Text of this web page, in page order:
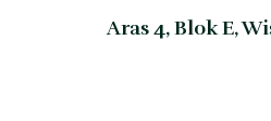
Aras 4, Blok E,